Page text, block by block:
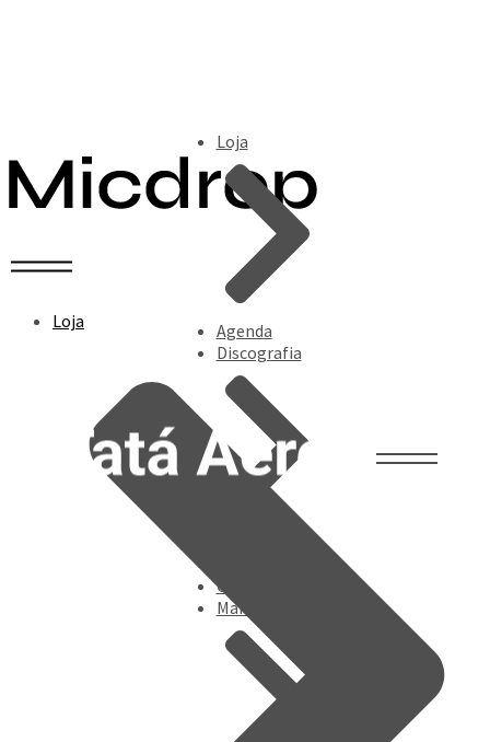
Loja
Agenda
Discografia
Contato
Mais…
Loja